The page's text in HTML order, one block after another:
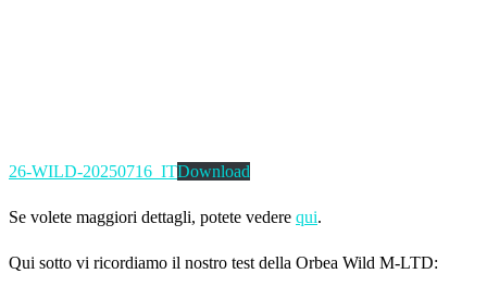
26-WILD-20250716_ITDownload
Se volete maggiori dettagli, potete vedere qui.
Qui sotto vi ricordiamo il nostro test della Orbea Wild M-LTD: